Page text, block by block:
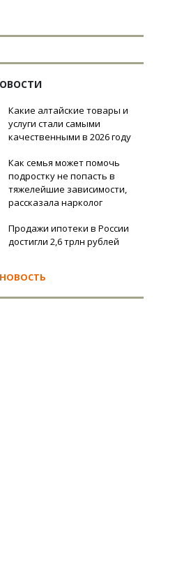
Какие алтайские товары и
услуги стали самыми
качественными в 2026 году
Как семья может помочь
подростку не попасть в
тяжелейшие зависимости,
рассказала нарколог
Продажи ипотеки в России
достигли 2,6 трлн рублей